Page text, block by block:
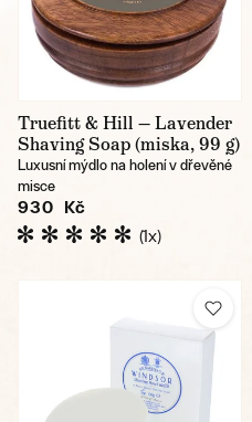
Truefitt & Hill — Lavender
Shaving Soap (miska, 99 g)
Luxusní mýdlo na holení v dřevěné
misce
930 Kč
(1x)